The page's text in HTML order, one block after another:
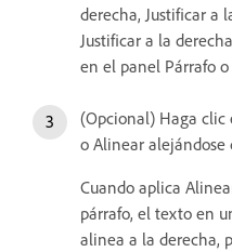
derecha, Justificar a
Justificar a la
en el panel Párrafo
(Opcional) Haga
o Alinear alejándose
Cuando aplica
párrafo, el texto en
alinea a la derecha,